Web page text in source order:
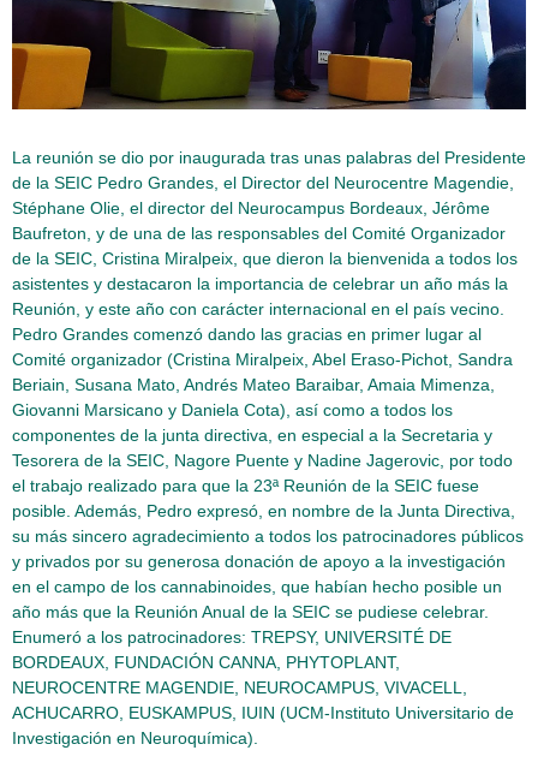
La reunión se dio por inaugurada tras unas palabras del Presidente
de la SEIC Pedro Grandes, el Director del Neurocentre Magendie,
Stéphane Olie, el director del Neurocampus Bordeaux, Jérôme
Baufreton, y de una de las responsables del Comité Organizador
de la SEIC, Cristina Miralpeix, que dieron la bienvenida a todos los
asistentes y destacaron la importancia de celebrar un año más la
Reunión, y este año con carácter internacional en el país vecino.
Pedro Grandes comenzó dando las gracias en primer lugar al
Comité organizador (Cristina Miralpeix, Abel Eraso-Pichot, Sandra
Beriain, Susana Mato, Andrés Mateo Baraibar, Amaia Mimenza,
Giovanni Marsicano y Daniela Cota), así como a todos los
componentes de la junta directiva, en especial a la Secretaria y
Tesorera de la SEIC, Nagore Puente y Nadine Jagerovic, por todo
el trabajo realizado para que la 23ª Reunión de la SEIC fuese
posible. Además, Pedro expresó, en nombre de la Junta Directiva,
su más sincero agradecimiento a todos los patrocinadores públicos
y privados por su generosa donación de apoyo a la investigación
en el campo de los cannabinoides, que habían hecho posible un
año más que la Reunión Anual de la SEIC se pudiese celebrar.
Enumeró a los patrocinadores: TREPSY, UNIVERSITÉ DE
BORDEAUX, FUNDACIÓN CANNA, PHYTOPLANT,
NEUROCENTRE MAGENDIE, NEUROCAMPUS, VIVACELL,
ACHUCARRO, EUSKAMPUS, IUIN (UCM-Instituto Universitario de
Investigación en Neuroquímica).